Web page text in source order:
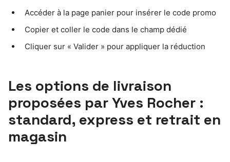
Accéder à la page panier pour insérer le code promo
Copier et coller le code dans le champ dédié
Cliquer sur « Valider » pour appliquer la réduction
Les options de livraison
proposées par Yves Rocher :
standard, express et retrait en
magasin